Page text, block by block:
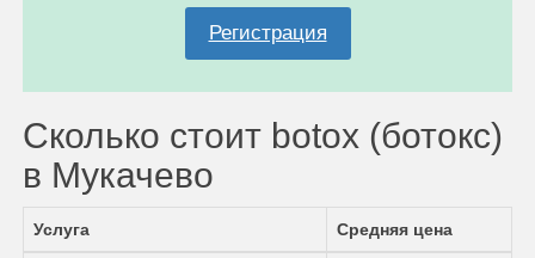
Регистрация
Сколько стоит botox (ботокс)
в Мукачево
Услуга Средняя цена